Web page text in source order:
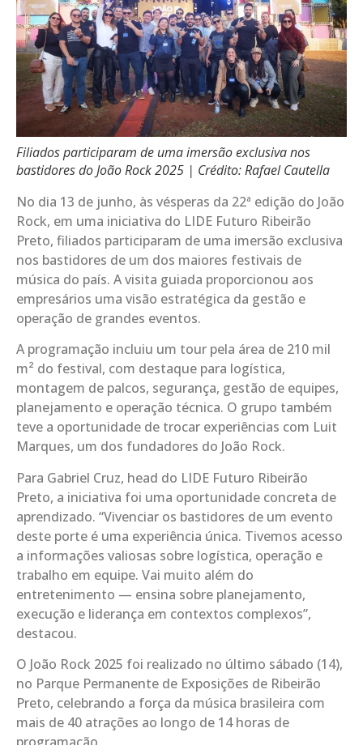
Filiados participaram de uma imersão exclusiva nos
bastidores do João Rock 2025 | Crédito: Rafael Cautella
No dia 13 de junho, às vésperas da 22ª edição do João
Rock, em uma iniciativa do LIDE Futuro Ribeirão
Preto, filiados participaram de uma imersão exclusiva
nos bastidores de um dos maiores festivais de
música do país. A visita guiada proporcionou aos
empresários uma visão estratégica da gestão e
operação de grandes eventos.
A programação incluiu um tour pela área de 210 mil
m² do festival, com destaque para logística,
montagem de palcos, segurança, gestão de equipes,
planejamento e operação técnica. O grupo também
teve a oportunidade de trocar experiências com Luit
Marques, um dos fundadores do João Rock.
Para Gabriel Cruz, head do LIDE Futuro Ribeirão
Preto, a iniciativa foi uma oportunidade concreta de
aprendizado. “Vivenciar os bastidores de um evento
deste porte é uma experiência única. Tivemos acesso
a informações valiosas sobre logística, operação e
trabalho em equipe. Vai muito além do
entretenimento — ensina sobre planejamento,
execução e liderança em contextos complexos”,
destacou.
O João Rock 2025 foi realizado no último sábado (14),
no Parque Permanente de Exposições de Ribeirão
Preto, celebrando a força da música brasileira com
mais de 40 atrações ao longo de 14 horas de